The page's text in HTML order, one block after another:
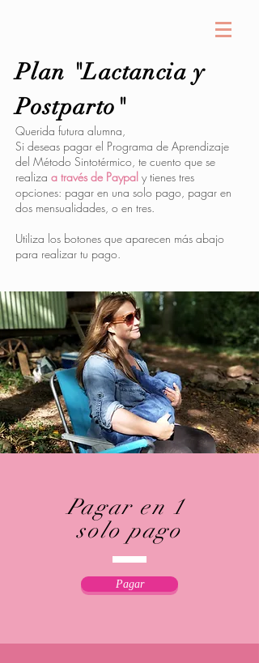
Querida futura alumna,
Si deseas pagar el Programa de Aprendizaje
del Método Sintotérmico, te cuento que se
realiza a través de Paypal y tienes tres
opciones: pagar en una solo pago, pagar en
dos mensualidades, o en tres.
Utiliza los botones que aparecen más abajo
para realizar tu pago.
Plan "Lactancia y
Postparto"
Pagar en 1
solo pago
Pagar